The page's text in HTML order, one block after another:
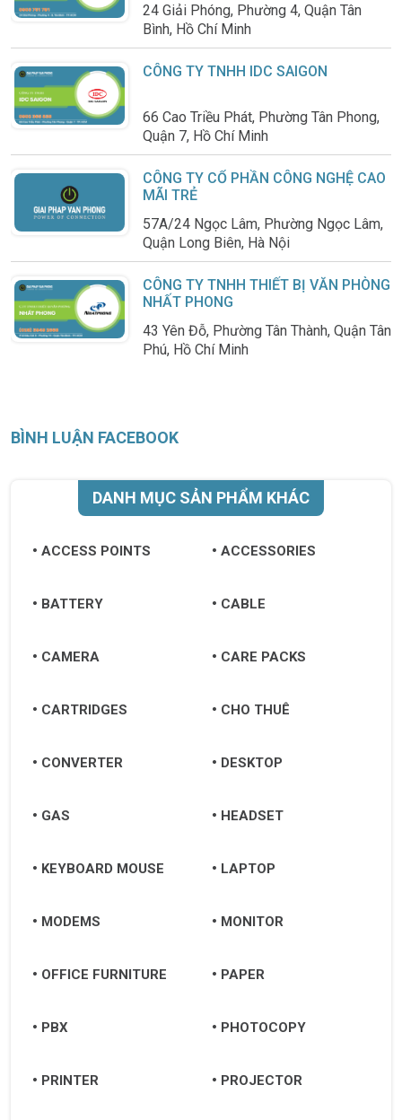
24 Giải Phóng, Phường 4, Quận Tân
Bình, Hồ Chí Minh
CÔNG TY TNHH IDC SAIGON
66 Cao Triều Phát, Phường Tân Phong,
Quận 7, Hồ Chí Minh
CÔNG TY CỔ PHẦN CÔNG NGHỆ CAO
MÃI TRẺ
57A/24 Ngọc Lâm, Phường Ngọc Lâm,
Quận Long Biên, Hà Nội
CÔNG TY TNHH THIẾT BỊ VĂN PHÒNG
NHẤT PHONG
43 Yên Đỗ, Phường Tân Thành, Quận Tân
Phú, Hồ Chí Minh
BÌNH LUẬN FACEBOOK
DANH MỤC SẢN PHẨM KHÁC
ACCESS POINTS ACCESSORIES
BATTERY CABLE
CAMERA CARE PACKS
CARTRIDGES CHO THUÊ
CONVERTER DESKTOP
GAS HEADSET
KEYBOARD MOUSE LAPTOP
MODEMS MONITOR
OFFICE FURNITURE PAPER
PBX PHOTOCOPY
PRINTER PROJECTOR